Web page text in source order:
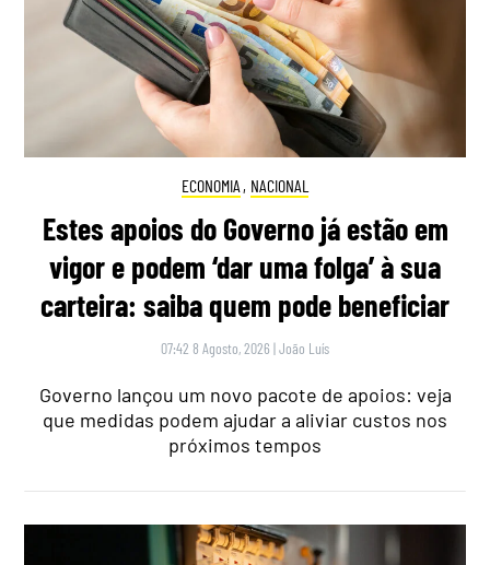
ECONOMIA , NACIONAL
Estes apoios do Governo já estão em
vigor e podem ‘dar uma folga’ à sua
carteira: saiba quem pode beneficiar
07:42 8 Agosto, 2026 |João Luís
Governo lançou um novo pacote de apoios: veja
que medidas podem ajudar a aliviar custos nos
próximos tempos